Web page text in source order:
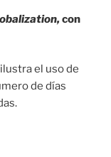
con
el uso de
de días